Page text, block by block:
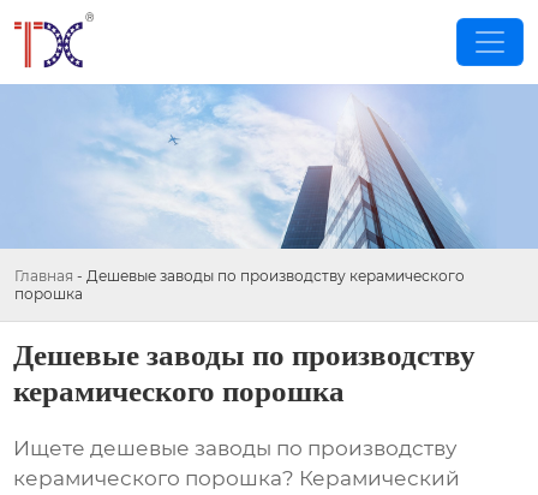
Главная - Дешевые заводы по производству керамического
порошка
Дешевые заводы по производству
керамического порошка
Ищетедешевые заводы по производству
керамического порошка? Керамический